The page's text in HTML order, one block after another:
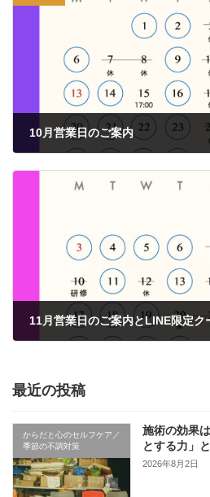
10月営業日のご案内
11月営業日のご案内とLINE限定ク
最近の投稿
からだと心のセルフケア／
季節の不調対策
施術の効果
とする力」
2026年8月2日